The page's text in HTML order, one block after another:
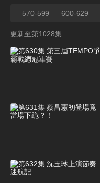
570-599 600-629
更新至第1028集